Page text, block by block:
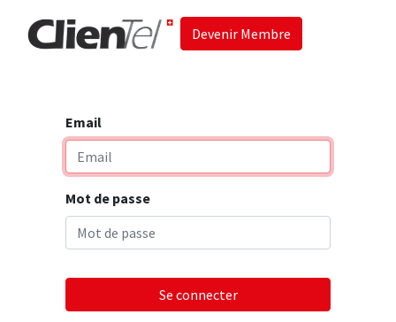
Devenir Membre
Email
Mot de passe
Se connecter